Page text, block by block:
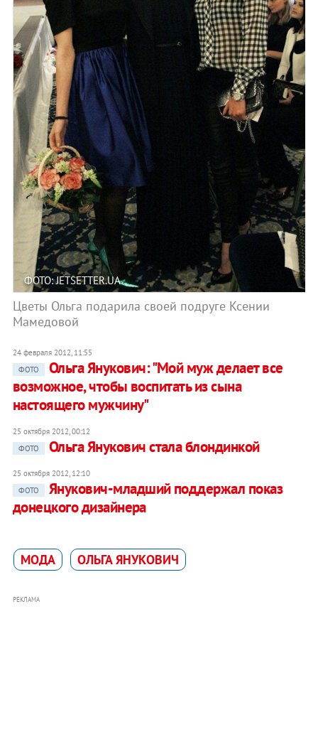
ФОТО: JETSETTER.UA
Цветы Ольга подарила своей подруге Ксении
Мамедовой
24 февраля 2012, 11:55
ФОТО
Ольга Янукович: "Мой муж делает все
возможное, чтобы воспитать из сына
настоящего мужчину"
25 октября 2012, 00:12
ФОТО
Ольга Янукович стала блондинкой
25 октября 2012, 12:10
ФОТО
Янукович-младший поддержал показ
донецкого дизайнера
МОДА ОЛЬГА ЯНУКОВИЧ
РЕКЛАМА